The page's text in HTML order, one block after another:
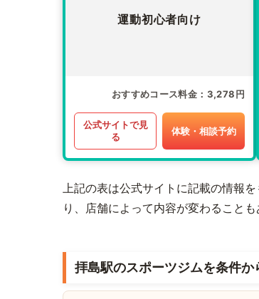
運動初心者向け
おすすめコース料金 3,278円
公式サイトで見
る
体験・相談予約
上記の表は公式サイトに記載の情報
り、店舗によって内容が変わること
拝島駅のスポーツジムを条件か